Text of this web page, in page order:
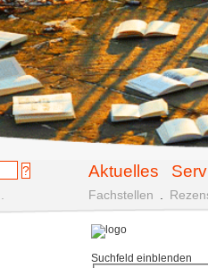
Aktuelles
Fachstellen
Suchfeld einblenden